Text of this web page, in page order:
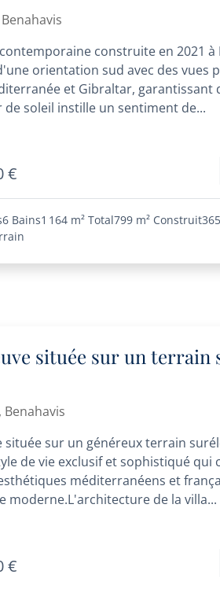
construite en 2021 à
orientation sud avec des vues
et Gibraltar, garantissant
de soleil instille un sentiment de...
€
6 Bains1 164 m² Total799 m² Construit
située sur un terrain
située sur un généreux terrain
de vie exclusif et sophistiqué qui
méditerranéens et
moderne.L'architecture de la villa...
€